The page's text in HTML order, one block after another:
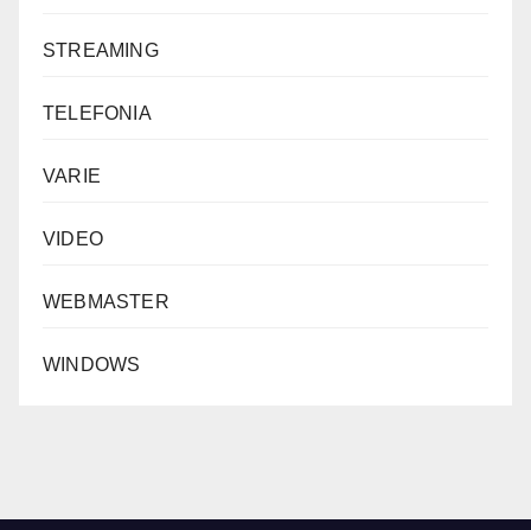
STREAMING
TELEFONIA
VARIE
VIDEO
WEBMASTER
WINDOWS